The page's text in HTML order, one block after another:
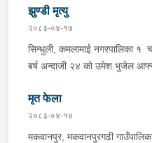
ल्याएको तरकारीको बोरा भित्र
ल्याएको लागु औषध खैरो हिरोइन
पारी नियन्त्रणमा लिई सोधपुछ गर्दा
अभिषेक कुमार साह र सवार राहुल
भनि खुल्न आएको हुँदा मोटरसाइकल
अनुसन्धान कार्य भईरहेको ।
झुण्डी मृत्यु
२०८३-०४-१७
सिन्धुली, कमलामाई नगरपालिका १
बर्ष अन्दाजी २४ को उमेश भुजेल
घटनास्थलमा मुचुल्का सहित थप
मृत फेला
२०८३-०४-१४
मकवानपुर, मकवानपुरगढी